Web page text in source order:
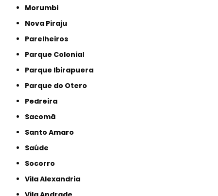
Morumbi
Nova Piraju
Parelheiros
Parque Colonial
Parque Ibirapuera
Parque do Otero
Pedreira
Sacomã
Santo Amaro
Saúde
Socorro
Vila Alexandria